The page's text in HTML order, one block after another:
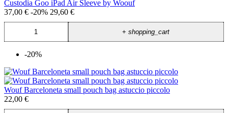
Custodia Goo iPad Air Sleeve by Woouf
37,00 € -20% 29,60 €
+shopping_cart
-20%
Wouf Barceloneta small pouch bag astuccio piccolo
22,00 €